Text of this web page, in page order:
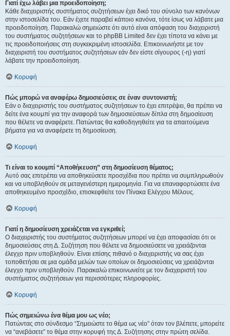
Γιατί έχω λάβει μια προειδοποίηση;
Κάθε διαχειριστής συστήματος συζητήσεων έχει δικό του σύνολο των κανόνων
στην ιστοσελίδα του. Εάν έχετε παραβεί κάποιο κανόνα, τότε ίσως να λάβατε μια
προειδοποίηση. Παρακαλώ σημειώστε ότι αυτό είναι απόφαση του διαχειριστή
του συστήματος συζητήσεων και το phpBB Limited δεν έχει τίποτα να κάνει με
τις προειδοποιήσεις στη συγκεκριμένη ιστοσελίδα. Επικοινωνήστε με τον
διαχειριστή του συστήματος συζητήσεων εάν δεν είστε σίγουρος (-η) γιατί
λάβατε την προειδοποίηση.
Κορυφή
Πώς μπορώ να αναφέρω δημοσιεύσεις σε έναν συντονιστή;
Εάν ο διαχειριστής του συστήματος συζητήσεων το έχει επιτρέψει, θα πρέπει να
δείτε ένα κουμπί για την αναφορά των δημοσιεύσεων δίπλα στη δημοσίευση
που θέλετε να αναφέρετε. Πατώντας θα καθοδηγηθείτε για τα απαιτούμενα
βήματα για να αναφέρετε τη δημοσίευση.
Κορυφή
Τι είναι το κουμπί “Αποθήκευση” στη δημοσίευση θέματος;
Αυτό σας επιτρέπει να αποθηκεύσετε προσχέδια που πρέπει να συμπληρωθούν
και να υποβληθούν σε μεταγενέστερη ημερομηνία. Για να επαναφορτώσετε ένα
αποθηκευμένο προσχέδιο, επισκεφθείτε τον Πίνακα Ελέγχου Μέλους.
Κορυφή
Γιατί η δημοσίευση χρειάζεται να εγκριθεί;
Ο διαχειριστής του συστήματος συζητήσεων μπορεί να έχει αποφασίσει ότι οι
δημοσιεύσεις στη Δ. Συζήτηση που θέλετε να δημοσιεύσετε να χρειάζονται
έλεγχο πριν υποβληθούν. Είναι επίσης πιθανό ο διαχειριστής να σας έχει
τοποθετήσει σε μια ομάδα μελών των οποίων οι δημοσιεύσεις να χρειάζονται
έλεγχο πριν υποβληθούν. Παρακαλώ επικοινωνείτε με τον διαχειριστή του
συστήματος συζητήσεων για περισσότερες πληροφορίες.
Κορυφή
Πώς σημειώνω ένα θέμα μου ως νέο;
Πατώντας στο σύνδεσμο “Σημειώστε το θέμα ως νέο” όταν τον βλέπετε, μπορείτε
να “ανεβάσετε” το θέμα στην κορυφή της Δ. Συζήτησης στην πρώτη σελίδα.